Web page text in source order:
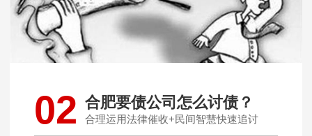
02 合肥要债公司怎么讨债？
合理运用法律催收+民间智慧快速追讨